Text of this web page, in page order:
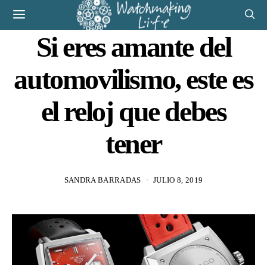
Si eres amante del
automovilismo, este es
el reloj que debes
tener
SANDRA BARRADAS JULIO 8, 2019